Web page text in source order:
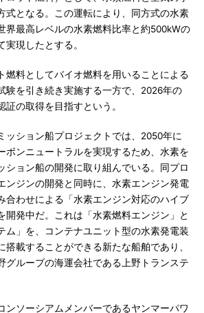
式となる。この運転により、同方式の水素
界最高レベルの水素燃料比率と約500kWの
現したとする。
料としてバイオ燃料を用いることによる
験を引き続き実施する一方で、2026年の
の取得を目指すという。
ション船プロジェクトでは、2050年に
ボンニュートラルを実現するため、水素を
ション船の開発に取り組んでいる。同プロ
ンジンの開発と同時に、水素エンジン発電
合わせによる「水素エンジン対応のハイブ
開発中だ。これは「水素燃料エンジン」と
ム」を、コンテナユニット型の水素発電装
搭載することができる新たな船舶であり、
グループの海運会社である上野トランステ
ソーシアムメンバーであるヤンマーパワ